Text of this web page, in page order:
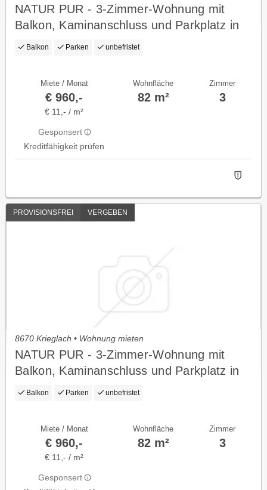
NATUR PUR - 3-Zimmer-Wohnung mit
Balkon, Kaminanschluss und Parkplatz in
ruhiger Lage - geförderte Miete ODER
Balkon Parken unbefristet
Miete / Monat
€ 960,-
€ 11,- / m²
Gesponsert
Kreditfähigkeit prüfen
Wohnfläche
82 m²
Zimmer
3
PROVISIONSFREI VERGEBEN
8670 Krieglach • Wohnung mieten
NATUR PUR - 3-Zimmer-Wohnung mit
Balkon, Kaminanschluss und Parkplatz in
ruhiger Lage - geförderte Miete ODER
Balkon Parken unbefristet
Miete / Monat
€ 960,-
€ 11,- / m²
Gesponsert
Wohnfläche
82 m²
Zimmer
3